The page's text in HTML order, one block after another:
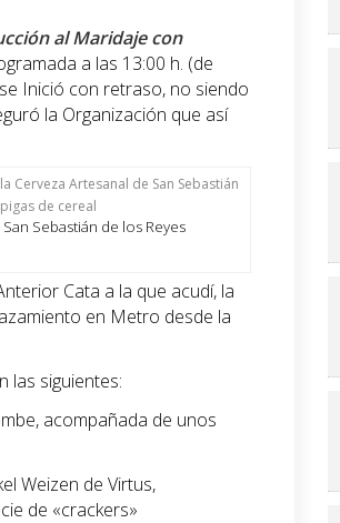
al Maridaje con
a las 13:00 h. (de
Inició con retraso, no siendo
la Organización que así
Sebastián de los Reyes
Cata a la que acudí, la
en Metro desde la
las siguientes:
acompañada de unos
Weizen de Virtus,
de «crackers»